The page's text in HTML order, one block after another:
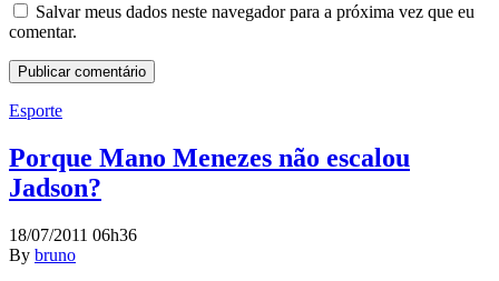
Salvar meus dados neste navegador para a próxima vez que eu
comentar.
Esporte
Porque Mano Menezes não escalou
Jadson?
18/07/2011 06h36
By bruno